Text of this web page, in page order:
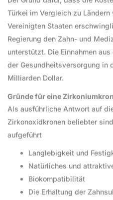
Türkei im Vergleich zu Ländern
Vereinigten Staaten
Regierung den Zahn- und
unterstützt. Die Einnahmen
der Gesundheitsversorgung in
Milliarden Dollar.
Gründe für eine
Als ausführliche Antwort auf
Zirkonoxidkronen beliebter
aufgeführt
Langlebigkeit und
Natürliches und
Biokompatibilität
Die Erhaltung der